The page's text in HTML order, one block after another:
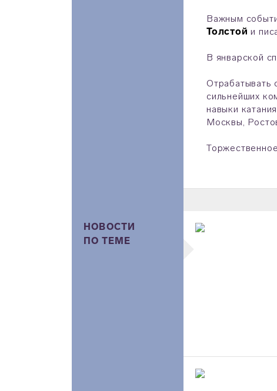
Важным
Толстой и
В январской
Отрабатывать
сильнейших
навыки
Москвы,
НОВОСТИ
ПО ТЕМЕ